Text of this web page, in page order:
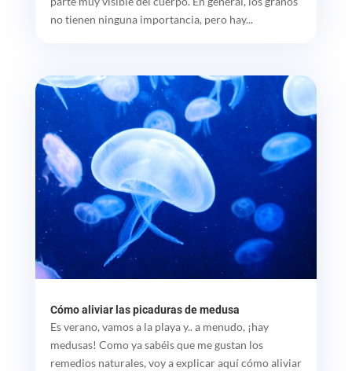
no tienen ninguna importancia, pero hay...
Cómo aliviar las picaduras de medusa
Es verano, vamos a la playa y.. a menudo, ¡hay
medusas! Como ya sabéis que me gustan los
remedios naturales, voy a explicar aquí cómo aliviar